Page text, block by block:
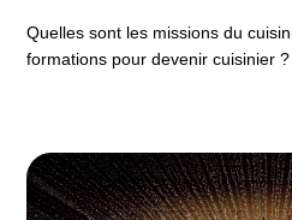
Quelles sont les missions du
formations pour devenir cuisinier ?